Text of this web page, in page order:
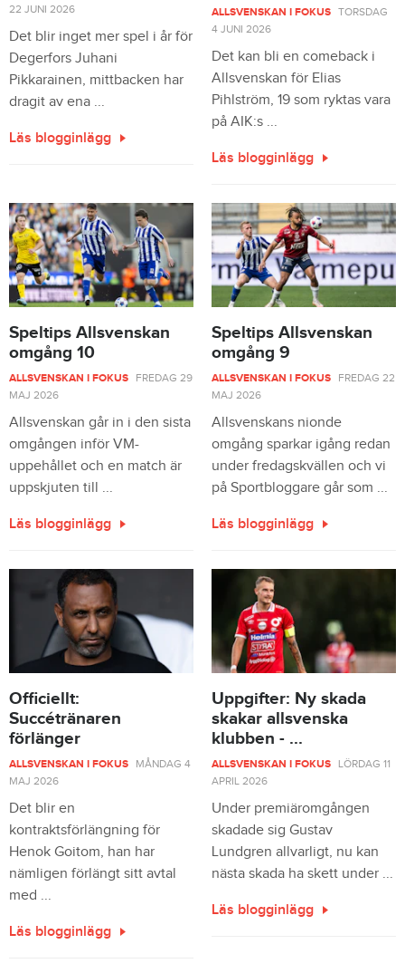
22 JUNI 2026
Det blir inget mer spel i år för
Degerfors Juhani
Pikkarainen, mittbacken har
dragit av ena ...
Läs blogginlägg
ALLSVENSKAN I FOKUS TORSDAG
4 JUNI 2026
Det kan bli en comeback i
Allsvenskan för Elias
Pihlström, 19 som ryktas vara
på AIK:s ...
Läs blogginlägg
Speltips Allsvenskan
omgång 10
ALLSVENSKAN I FOKUS
FREDAG 29
MAJ 2026
Allsvenskan går in i den sista
omgången inför VM-
uppehållet och en match är
uppskjuten till ...
Läs blogginlägg
Speltips Allsvenskan
omgång 9
ALLSVENSKAN I FOKUS
FREDAG 22
MAJ 2026
Allsvenskans nionde
omgång sparkar igång redan
under fredagskvällen och vi
på Sportbloggare går som ...
Läs blogginlägg
Officiellt:
Succétränaren
förlänger
ALLSVENSKAN I FOKUS
MÅNDAG 4
MAJ 2026
Det blir en
kontraktsförlängning för
Henok Goitom, han har
nämligen förlängt sitt avtal
med ...
Läs blogginlägg
Uppgifter: Ny skada
skakar allsvenska
klubben - ...
ALLSVENSKAN I FOKUS
LÖRDAG 11
APRIL 2026
Under premiäromgången
skadade sig Gustav
Lundgren allvarligt, nu kan
nästa skada ha skett under ...
Läs blogginlägg